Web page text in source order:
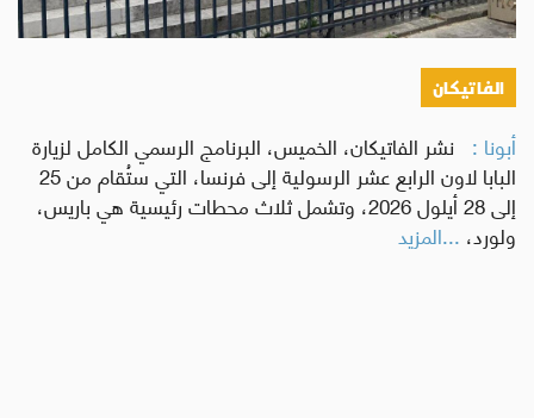
الفاتيكان
أبونا : نشر الفاتيكان، الخميس، البرنامج الرسمي الكامل لزيارة
البابا لاون الرابع عشر الرسولية إلى فرنسا، التي ستُقام من 25
إلى 28 أيلول 2026، وتشمل ثلاث محطات رئيسية هي باريس،
ولورد، ...المزيد